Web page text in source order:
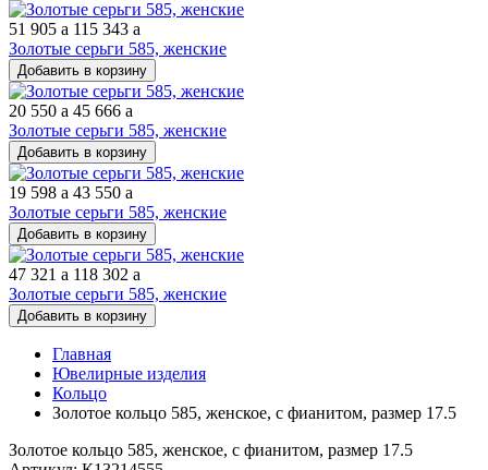
51 905 a 115 343 a
Золотые серьги 585, женские
Добавить в корзину
20 550 a 45 666 a
Золотые серьги 585, женские
Добавить в корзину
19 598 a 43 550 a
Золотые серьги 585, женские
Добавить в корзину
47 321 a 118 302 a
Золотые серьги 585, женские
Добавить в корзину
Главная
Ювелирные изделия
Кольцо
Золотое кольцо 585, женское, с фианитом, размер 17.5
Золотое кольцо 585, женское, с фианитом, размер 17.5